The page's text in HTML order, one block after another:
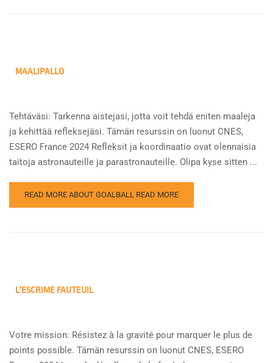
MAALIPALLO
Tehtäväsi: Tarkenna aistejasi, jotta voit tehdä eniten maaleja
ja kehittää refleksejäsi. Tämän resurssin on luonut CNES,
ESERO France 2024 Refleksit ja koordinaatio ovat olennaisia
taitoja astronauteille ja parastronauteille. Olipa kyse sitten ...
READ MORE ABOUT GOALBALL READ MORE
L'ESCRIME FAUTEUIL
Votre mission: Résistez à la gravité pour marquer le plus de
points possible. Tämän resurssin on luonut CNES, ESERO